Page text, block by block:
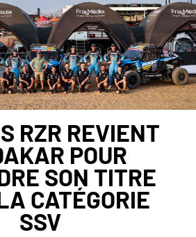
RZR REVIENT
POUR
SON TITRE
CATÉGORIE
SSV